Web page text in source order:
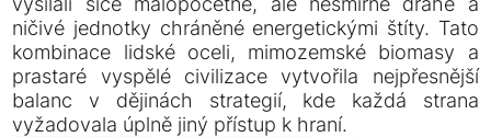
ničivé jednotky chráněné energetickými štíty. Tato
kombinace lidské oceli, mimozemské biomasy a
prastaré vyspělé civilizace vytvořila nejpřesnější
balanc v dějinách strategií, kde každá strana
vyžadovala úplně jiný přístup k hraní.